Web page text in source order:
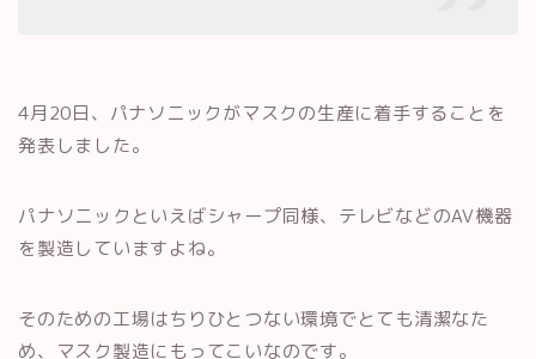
4月20日、パナソニックがマスクの生産に着手することを
発表しました。
パナソニックといえばシャープ同様、テレビなどのAV機器
を製造していますよね。
そのための工場はちりひとつない環境でとても清潔なた
め、マスク製造にもってこいなのです。